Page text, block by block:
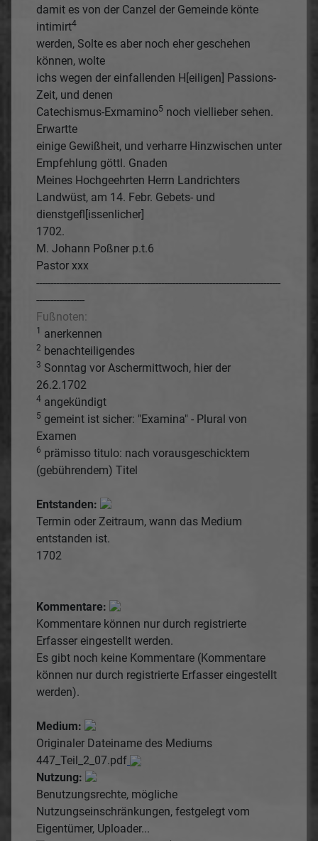
damit es von der Canzel der Gemeinde könte
intimirt4
werden, Solte es aber noch eher geschehen
können, wolte
ichs wegen der einfallenden H[eiligen] Passions-
Zeit, und denen
Catechismus-Exmamino5 noch viellieber sehen.
Erwartte
einige Gewißheit, und verharre Hinzwischen unter
Empfehlung göttl. Gnaden
Meines Hochgeehrten Herrn Landrichters
Landwüst, am 14. Febr. Gebets- und
dienstgefl[issenlicher]
1702.
M. Johann Poßner p.t.6
Pastor xxx
--------------------------------------------------------------------------------------
-----------------
Fußnoten:
1 anerkennen
2 benachteiligendes
3 Sonntag vor Aschermittwoch, hier der
26.2.1702
4 angekündigt
5 gemeint ist sicher: "Examina" - Plural von
Examen
6 prämisso titulo: nach vorausgeschicktem
(gebührendem) Titel
Entstanden:
Termin oder Zeitraum, wann das Medium
entstanden ist.
1702
Kommentare:
Kommentare können nur durch registrierte
Erfasser eingestellt werden.
Es gibt noch keine Kommentare (Kommentare
können nur durch registrierte Erfasser eingestellt
werden).
Medium:
Originaler Dateiname des Mediums
447_Teil_2_07.pdf
Nutzung:
Benutzungsrechte, mögliche
Nutzungseinschränkungen, festgelegt vom
Eigentümer, Uploader...